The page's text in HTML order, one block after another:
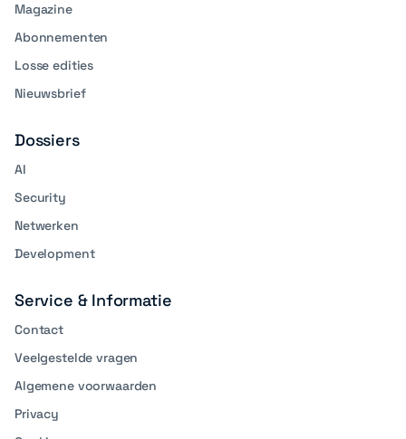
Magazine
Abonnementen
Losse edities
Nieuwsbrief
Dossiers
AI
Security
Netwerken
Development
Service & Informatie
Contact
Veelgestelde vragen
Algemene voorwaarden
Privacy